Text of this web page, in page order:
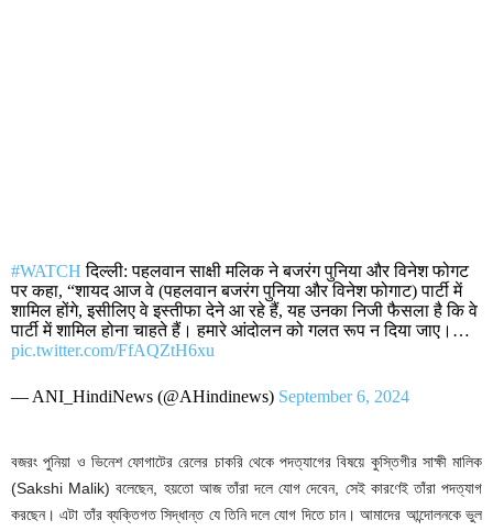
#WATCH दिल्ली: पहलवान साक्षी मलिक ने बजरंग पुनिया और विनेश फोगट
पर कहा, “शायद आज वे (पहलवान बजरंग पुनिया और विनेश फोगाट) पार्टी में
शामिल होंगे, इसीलिए वे इस्तीफा देने आ रहे हैं, यह उनका निजी फैसला है कि वे
पार्टी में शामिल होना चाहते हैं। हमारे आंदोलन को गलत रूप न दिया जाए।…
pic.twitter.com/FfAQZtH6xu
— ANI_HindiNews (@AHindinews) September 6, 2024
বজরং পুনিয়া ও ভিনেশ ফোগাটের রেলের চাকরি থেকে পদত্যাগের বিষয়ে কুস্তিগীর সাক্ষী মালিক
(Sakshi Malik) বলেছেন, হয়তো আজ তাঁরা দলে যোগ দেবেন, সেই কারণেই তাঁরা পদত্যাগ
করছেন। এটা তাঁর ব্যক্তিগত সিদ্ধান্ত যে তিনি দলে যোগ দিতে চান। আমাদের আন্দোলনকে ভুল